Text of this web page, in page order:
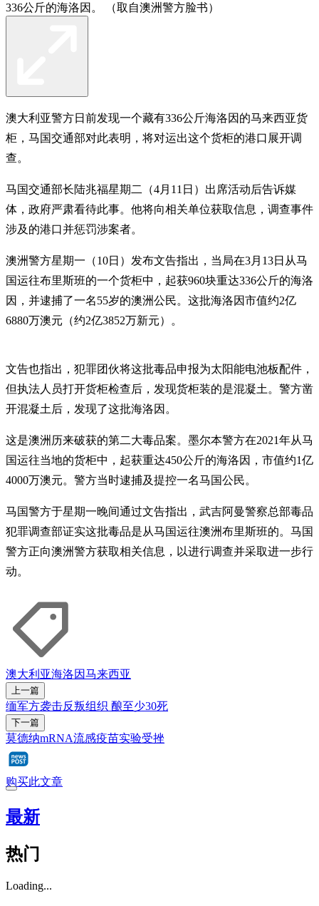
336公斤的海洛因。 （取自澳洲警方脸书）
澳大利亚警方日前发现一个藏有336公斤海洛因的马来西亚货
柜，马国交通部对此表明，将对运出这个货柜的港口展开调
查。
马国交通部长陆兆福星期二（4月11日）出席活动后告诉媒
体，政府严肃看待此事。他将向相关单位获取信息，调查事件
涉及的港口并惩罚涉案者。
澳洲警方星期一（10日）发布文告指出，当局在3月13日从马
国运往布里斯班的一个货柜中，起获960块重达336公斤的海洛
因，并逮捕了一名55岁的澳洲公民。这批海洛因市值约2亿
6880万澳元（约2亿3852万新元）。
文告也指出，犯罪团伙将这批毒品申报为太阳能电池板配件，
但执法人员打开货柜检查后，发现货柜装的是混凝土。警方凿
开混凝土后，发现了这批海洛因。
这是澳洲历来破获的第二大毒品案。墨尔本警方在2021年从马
国运往当地的货柜中，起获重达450公斤的海洛因，市值约1亿
4000万澳元。警方当时逮捕及提控一名马国公民。
马国警方于星期一晚间通过文告指出，武吉阿曼警察总部毒品
犯罪调查部证实这批毒品是从马国运往澳洲布里斯班的。马国
警方正向澳洲警方获取相关信息，以进行调查并采取进一步行
动。
澳大利亚海洛因马来西亚
上一篇
缅军方袭击反叛组织 酿至少30死
下一篇
莫德纳mRNA流感疫苗实验受挫
购买此文章
最新
热门
Loading...